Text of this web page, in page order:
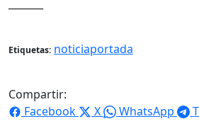
Etiquetas: noticiaportada
Compartir:
Facebook
X WhatsApp